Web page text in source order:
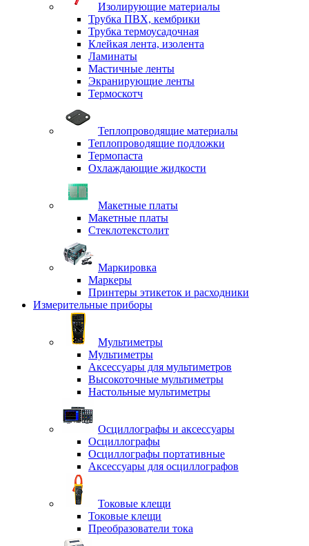
Изолирующие материалы
Трубка ПВХ, кембрики
Трубка термоусадочная
Клейкая лента, изолента
Ламинаты
Мастичные ленты
Экранирующие ленты
Термоскотч
Теплопроводящие материалы
Теплопроводящие подложки
Термопаста
Охлаждающие жидкости
Макетные платы
Макетные платы
Стеклотекстолит
Маркировка
Маркеры
Принтеры этикеток и расходники
Измерительные приборы
Мультиметры
Мультиметры
Аксессуары для мультиметров
Высокоточные мультиметры
Настольные мультиметры
Осциллографы и аксессуары
Осциллографы
Осциллографы портативные
Аксессуары для осциллографов
Токовые клещи
Токовые клещи
Преобразователи тока